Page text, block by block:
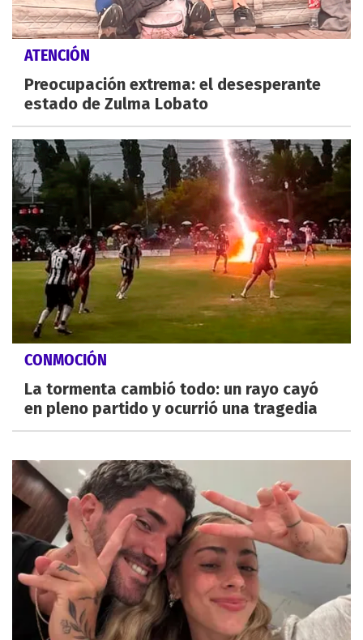
ATENCIÓN
Preocupación extrema: el desesperante
estado de Zulma Lobato
CONMOCIÓN
La tormenta cambió todo: un rayo cayó
en pleno partido y ocurrió una tragedia